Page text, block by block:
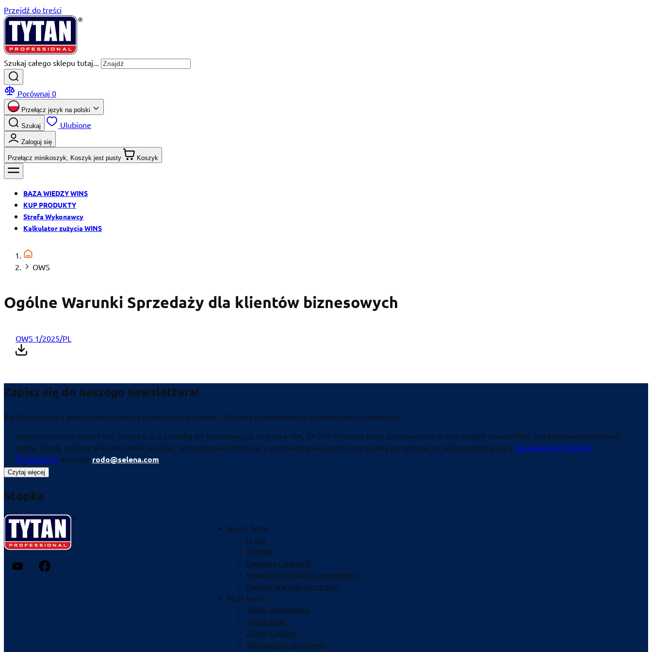
Przejdź do treści
Szukaj całego sklepu tutaj...
Porównaj 0
Przełącz język na polski
Szukaj Ulubione
Zaloguj się
Przełącz minikoszyk, Koszyk jest pusty Koszyk
BAZA WIEDZY WINS
KUP PRODUKTY
Strefa Wykonawcy
Kalkulator zużycia WINS
OWS
Ogólne Warunki Sprzedaży dla klientów biznesowych
OWS 1/2025/PL
Zapisz się do naszego newslettera!
Bądź na bieżąco z promocjami i nowymi produktami w sklepie. Otrzymuj powiadomienia o webinarach i szkoleniach!
Administratorem danych jest Selena S.A. z siedzibą we Wrocławiu, ul. Legnicka 48A, 54-202 Wrocław. Dane przetwarzamy w celu wysyłki newslettera – na podstawie wyrażonej
zgody. Zgodę możesz w każdej chwili wycofać. Szczegółowe informacje o przetwarzaniu danych oraz zasady korzystania ze sklepu znajdują się w Regulaminie i Polityce
Prywatności . Kontakt: rodo@selena.com
Czytaj więcej
Stopka
Nasza firma
O nas
Kontakt
Dostawa i płatność
Regulamin i polityka prywatności
Ogólne Warunki Sprzedaży
Moje konto
Twoje zamówienia
Twoje dane
Zgody Cookies
Odstąpienie od umowy